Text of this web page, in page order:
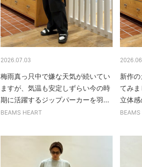
2026.07.03
梅雨真っ只中で嫌な天気が続いてい
ますが、気温も安定しずらい今の時
期に活躍するジップパーカーを羽...
BEAMS HEART
新作
てみ
立体